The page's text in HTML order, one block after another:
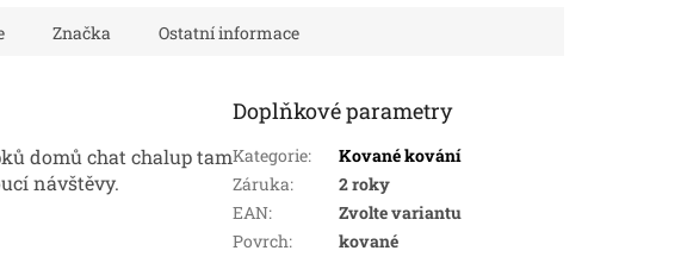
Značka Ostatní informace
domů chat chalup tam
návštěvy.
Doplňkové parametry
Kategorie:
Kované kování
Záruka:
2 roky
EAN:
Zvolte variantu
Povrch: kované